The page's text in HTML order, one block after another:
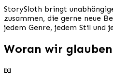
StorySloth bringt
zusammen, die gerne neue
jedem Genre, jedem Stil und
Woran wir glauben
📖